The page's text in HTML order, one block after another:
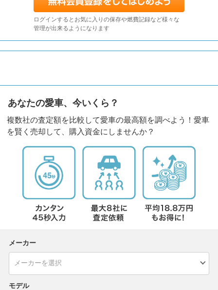
ログインするとお気に入りの保存や燃費記録など様々な
管理が出来るようになります
あなたの愛車、今いくら？
複数社の査定額を比較して愛車の最高額を調べよう！愛車
を賢く売却して、購入資金にしませんか？
メーカー
モデル